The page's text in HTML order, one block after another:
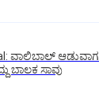
ವಾಲಿಬಾಲ್ ಆಡುವಾಗ
ಬಾಲಕ ಸಾವು